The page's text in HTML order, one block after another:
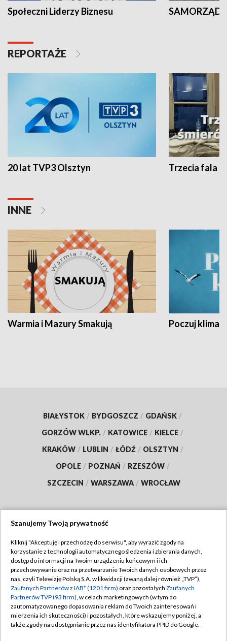
Społeczni Liderzy Biznesu SAMORZĄD
REPORTAŻE
20 lat TVP3 Olsztyn Trzecia fala -
INNE
Warmia i Mazury Smakują Poczuj klimat
BIAŁYSTOK / BYDGOSZCZ / GDAŃSK /
GORZÓW WLKP. / KATOWICE / KIELCE /
KRAKÓW / LUBLIN / ŁÓDŹ / OLSZTYN /
OPOLE / POZNAŃ / RZESZÓW /
SZCZECIN / WARSZAWA / WROCŁAW
TVP
Abonament TVP
Emisja w TVP
Centrum informacji TVP
Naziemna Telewizja Cyfrowa
Regulamin TVP
Polityka prywatności
Moje zgody
Pomoc
Szanujemy Twoją prywatność
Kliknij "Akceptuję i przechodzę do serwisu", aby wyrazić zgody na
korzystanie z technologii automatycznego śledzenia i zbierania danych,
dostęp do informacji na Twoim urządzeniu końcowym i ich
przechowywanie oraz na przetwarzanie Twoich danych osobowych przez
nas, czyli Telewizję Polską S.A. w likwidacji (zwaną dalej również „TVP”),
Zaufanych Partnerów z IAB* (1201 firm) oraz pozostałych Zaufanych
Partnerów TVP (93 firm), w celach marketingowych (w tym do
zautomatyzowanego dopasowania reklam do Twoich zainteresowań i
mierzenia ich skuteczności) i pozostałych, które wskazujemy poniżej, a
także zgody na udostępnianie przez nas identyfikatora PPID do Google.